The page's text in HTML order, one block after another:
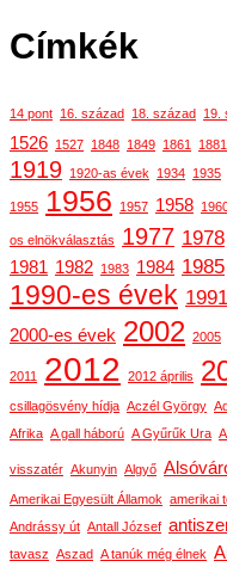
Címkék
14 pont 16. század 18. század 19.
1526 1527 1848 1849 1861 1881
1919 1920-as évek 1934 1935
1955 1956 1957 1958
os elnökválasztás 1977 1978
1981 1982 1983 1984 1985
1990-es évek 1991
2000-es évek 2002 2005
2011 2012 2012 április
csillagösvény hídja Aczél György
Afrika A gall háború A Gyűrűk Ura
visszatér Akunyin Algyő
Amerikai Egyesült Államok amerikai
Andrássy út Antall József
tavasz Aszad A tanúk még élnek